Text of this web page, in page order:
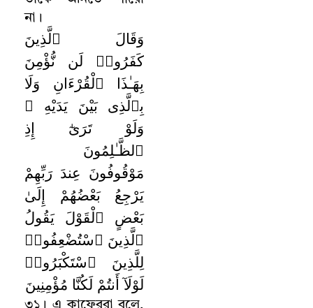
না ।
وَقَالَ ٱلَّذِينَ
كَفَرُوا۟ لَن نُّؤْمِنَ
بِهَـٰذَا ٱلْقُرْءَانِ وَلَا
بِٱلَّذِى بَيْنَ يَدَيْهِ ۗ
وَلَوْ تَرَىٰٓ إِذِ
ٱلظَّـٰلِمُونَ
مَوْقُوفُونَ عِندَ رَبِّهِمْ
يَرْجِعُ بَعْضُهُمْ إِلَىٰ
بَعْضٍ ٱلْقَوْلَ يَقُولُ
ٱلَّذِينَ ٱسْتُضْعِفُوا۟
لِلَّذِينَ ٱسْتَكْبَرُوا۟
لَوْلَآ أَنتُمْ لَكُنَّا مُؤْمِنِينَ